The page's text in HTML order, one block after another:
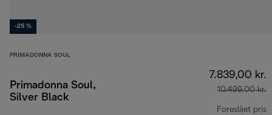
-25 %
PRIMADONNA SOUL
Primadonna Soul,
Silver Black
7.839,00 kr.
10.499,00 kr.
Foreslået pris